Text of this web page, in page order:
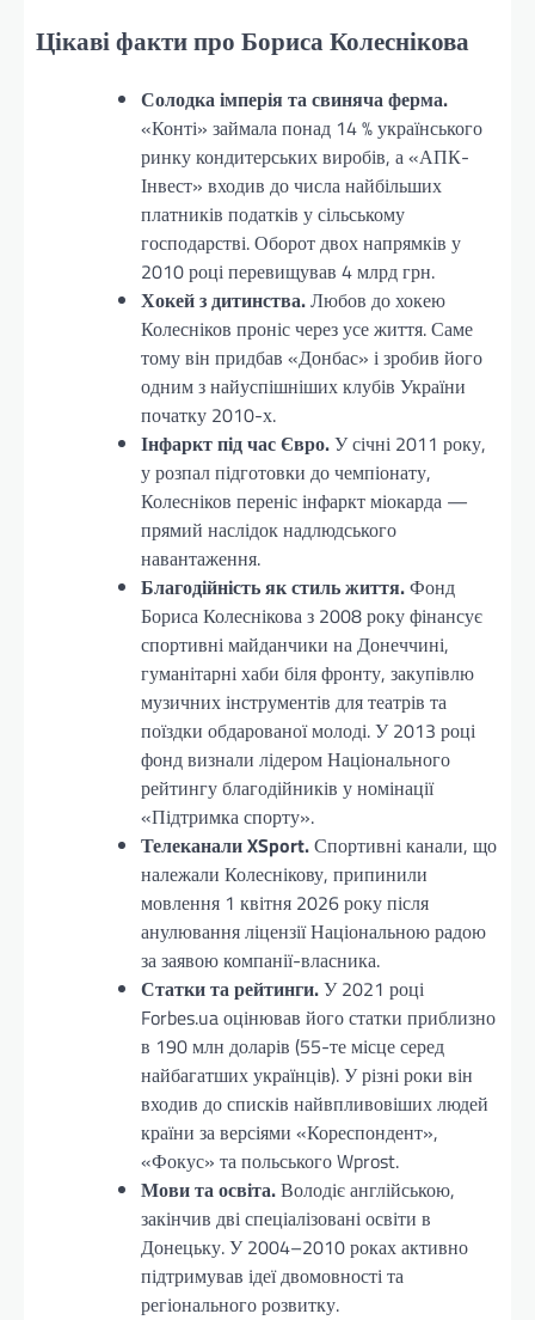
Цікаві факти про Бориса Колеснікова
Солодка імперія та свиняча ферма.
«Конті» займала понад 14 % українського
ринку кондитерських виробів, а «АПК-
Інвест» входив до числа найбільших
платників податків у сільському
господарстві. Оборот двох напрямків у
2010 році перевищував 4 млрд грн.
Хокей з дитинства.Любов до хокею
Колесніков проніс через усе життя. Саме
тому він придбав «Донбас» і зробив його
одним з найуспішніших клубів України
початку 2010-х.
Інфаркт під час Євро.У січні 2011 року,
у розпал підготовки до чемпіонату,
Колесніков переніс інфаркт міокарда —
прямий наслідок надлюдського
навантаження.
Благодійність як стиль життя.Фонд
Бориса Колеснікова з 2008 року фінансує
спортивні майданчики на Донеччині,
гуманітарні хаби біля фронту, закупівлю
музичних інструментів для театрів та
поїздки обдарованої молоді. У 2013 році
фонд визнали лідером Національного
рейтингу благодійників у номінації
«Підтримка спорту».
Телеканали XSport.Спортивні канали, що
належали Колеснікову, припинили
мовлення 1 квітня 2026 року після
анулювання ліцензії Національною радою
за заявою компанії-власника.
Статки та рейтинги.У 2021 році
Forbes.ua оцінював його статки приблизно
в 190 млн доларів (55-те місце серед
найбагатших українців). У різні роки він
входив до списків найвпливовіших людей
країни за версіями «Кореспондент»,
«Фокус» та польського Wprost.
Мови та освіта.Володіє англійською,
закінчив дві спеціалізовані освіти в
Донецьку. У 2004–2010 роках активно
підтримував ідеї двомовності та
регіонального розвитку.